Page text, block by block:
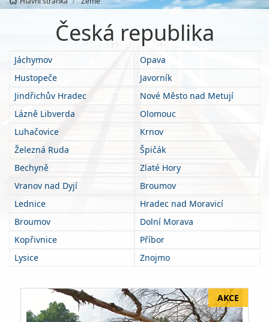
Česká republika
Jáchymov
Hustopeče
Jindřichův Hradec
Lázně Libverda
Luhačovice
Železná Ruda
Bechyně
Vranov nad Dyjí
Lednice
Broumov
Kopřivnice
Lysice
Opava
Javorník
Nové Město nad Metují
Olomouc
Krnov
Špičák
Zlaté Hory
Broumov
Hradec nad Moravicí
Dolní Morava
Příbor
Znojmo